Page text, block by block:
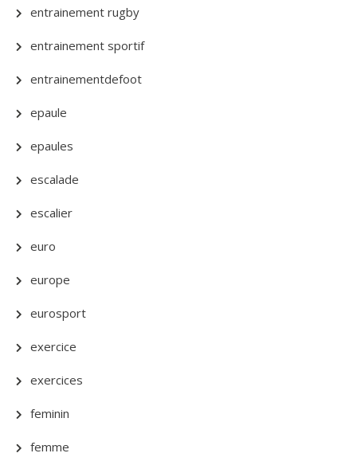
entrainement rugby
entrainement sportif
entrainementdefoot
epaule
epaules
escalade
escalier
euro
europe
eurosport
exercice
exercices
feminin
femme